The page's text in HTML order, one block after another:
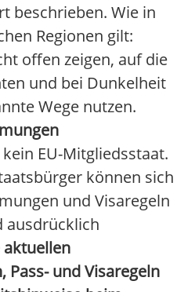
beschrieben. Wie in
Regionen gilt:
offen zeigen, auf die
und bei Dunkelheit
Wege nutzen.
EU-Mitgliedsstaat.
können sich
und Visaregeln
ausdrücklich
aktuellen
Pass- und Visaregeln